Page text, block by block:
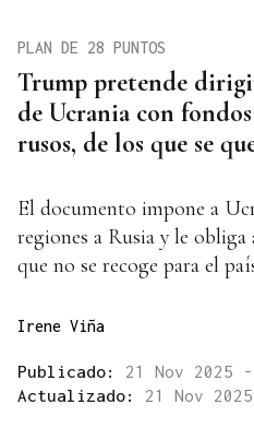
Trump pretende
de Ucrania con
rusos, de los que se
PLAN DE 28 PUNTOS
El documento impone a
regiones a Rusia y le obliga
que no se recoge para el
Irene Viña
Publicado: 21 Nov 2025
Actualizado: 21 Nov